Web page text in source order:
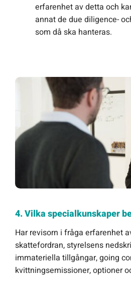
erfarenhet av detta och
annat de due diligence-
som då ska hanteras.
4. Vilka specialkunskaper
Har revisorn i fråga erfarenhet
skattefordran, styrelsens
immateriella tillgångar, going
kvittningsemissioner, optioner